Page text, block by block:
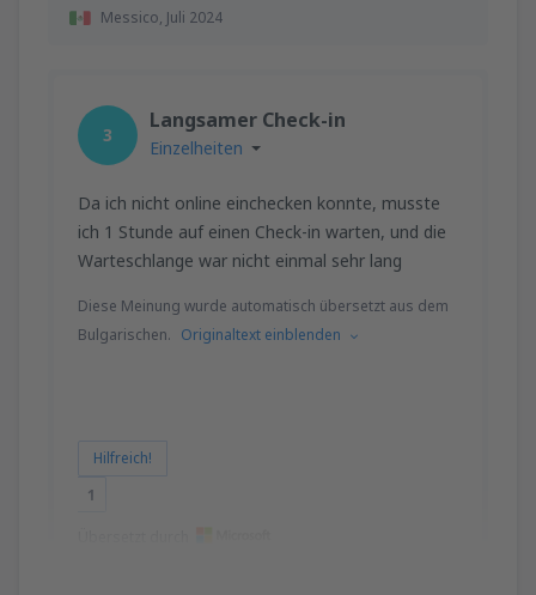
Messico, Juli 2024
3
Langsamer Check-in
Einzelheiten
Da ich nicht online einchecken konnte, musste
ich 1 Stunde auf einen Check-in warten, und die
Warteschlange war nicht einmal sehr lang
Diese Meinung wurde automatisch übersetzt aus dem
Bulgarischen. Originaltext einblenden
Hilfreich!
1